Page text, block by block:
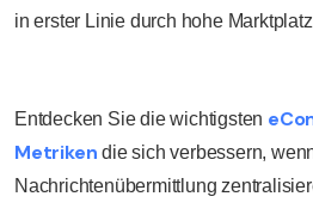
in erster Linie durch hohe
Entdecken Sie die wichtigsten
Metriken die sich verbessern,
Nachrichtenübermittlung